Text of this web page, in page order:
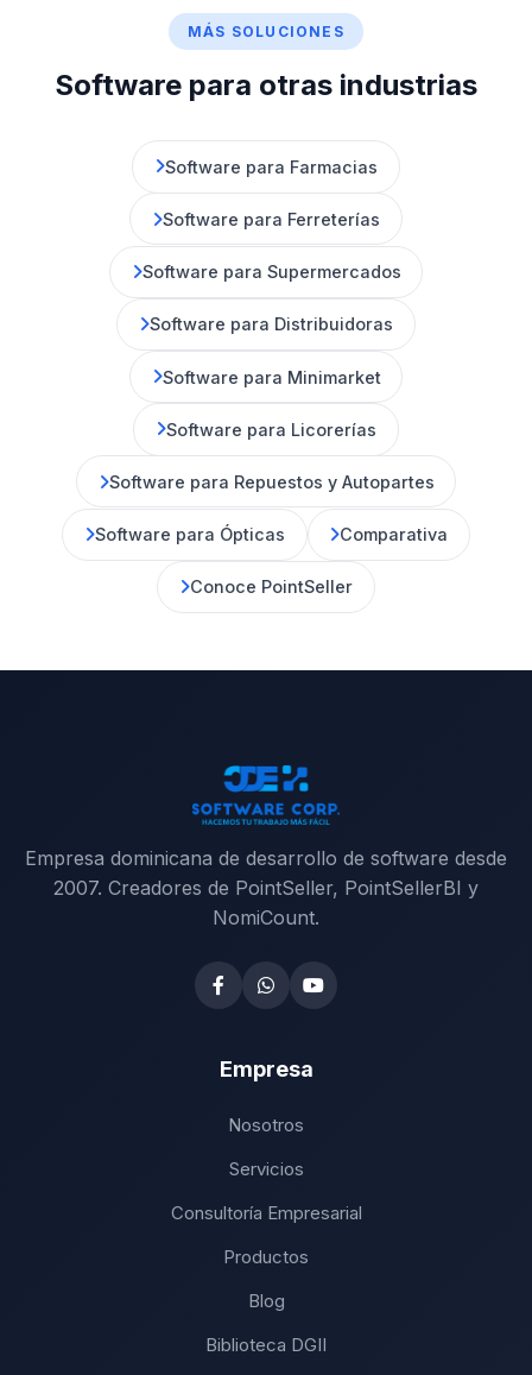
MÁS SOLUCIONES
Software para otras industrias
Software para Farmacias
Software para Ferreterías
Software para Supermercados
Software para Distribuidoras
Software para Minimarket
Software para Licorerías
Software para Repuestos y Autopartes
Software para Ópticas Comparativa
Conoce PointSeller
Empresa dominicana de desarrollo de software desde
2007. Creadores de PointSeller, PointSellerBI y
NomiCount.
Empresa
Nosotros
Servicios
Consultoría Empresarial
Productos
Blog
Biblioteca DGII